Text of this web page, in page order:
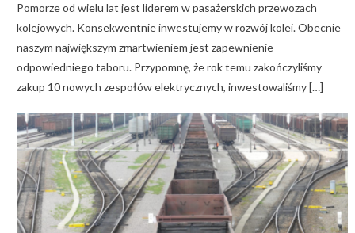
Pomorze od wielu lat jest liderem w pasażerskich przewozach
kolejowych. Konsekwentnie inwestujemy w rozwój kolei. Obecnie
naszym największym zmartwieniem jest zapewnienie
odpowiedniego taboru. Przypomnę, że rok temu zakończyliśmy
zakup 10 nowych zespołów elektrycznych, inwestowaliśmy […]